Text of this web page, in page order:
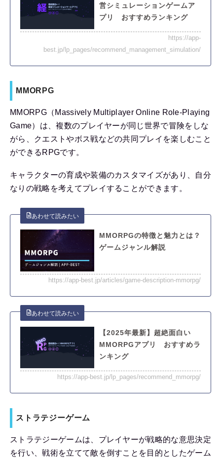
営シミュレーションゲームア
プリ おすすめランキング
https://app-
best.jp/lp_pages/recommend_management_simulation/
MMORPG
MMORPG（Massively Multiplayer Online Role-Playing
Game）は、複数のプレイヤーが同じ世界で冒険をしな
がら、クエストやボス戦などの共同プレイを楽しむこと
ができるRPGです。
キャラクターの育成や装備のカスタマイズがあり、自分
なりの戦略を考えてプレイすることができます。
MMORPGの特徴と魅力とは？
ゲームジャンル解説
https://app-best.jp/articles/game-description-mmorpg/
【2025年最新】超絶面白い
MMORPGアプリ おすすめラ
ンキング
https://app-best.jp/lp_pages/recommend_mmorpg/
ストラテジーゲーム
ストラテジーゲームは、プレイヤーが戦略的な意思決定
を行い、戦術を立てて敵を倒すことを目的としたゲーム